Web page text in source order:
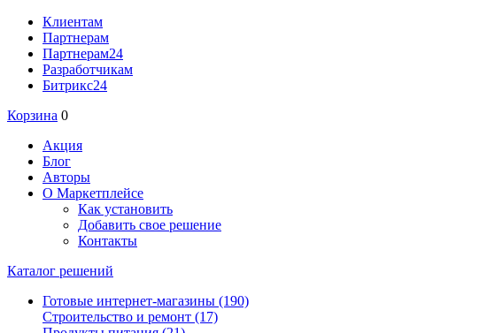
Клиентам
Партнерам
Партнерам24
Разработчикам
Битрикс24
Корзина 0
Акция
Блог
Авторы
О Маркетплейсе
Как установить
Добавить свое решение
Контакты
Каталог решений
Готовые интернет-магазины (190)
Строительство и ремонт (17)